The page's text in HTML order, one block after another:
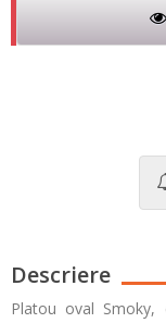
Descriere
Platou oval Smoky,